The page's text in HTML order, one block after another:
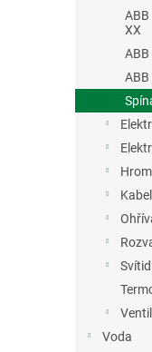
XX
ABB
ABB
Voda